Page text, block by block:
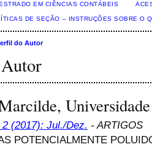
EM CIÊNCIAS CONTÁBEIS
DE SEÇÃO – INSTRUÇÕES SOBRE O
do Autor
(2017): Jul./Dez. - ARTIGOS
POTENCIALMENTE